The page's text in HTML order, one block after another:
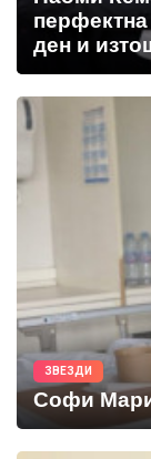
ден и
ЗВЕЗДИ
Софи